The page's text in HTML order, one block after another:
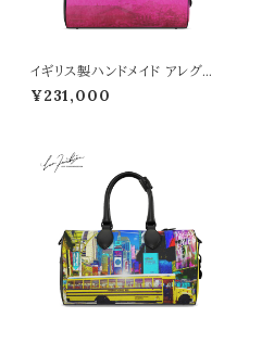
イギリス製ハンドメイド アレグレ
ット クラブバッグ （「恋をすれば」
柄）■納期１か月
¥231,000